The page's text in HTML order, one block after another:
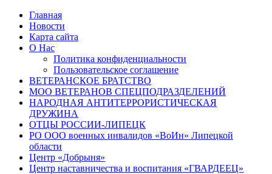
Главная
Новости
Карта сайта
О Нас
Политика конфиденциальности
Пользовательское соглашение
ВЕТЕРАНСКОЕ БРАТСТВО
МОО ВЕТЕРАНОВ СПЕЦПОДРАЗДЕЛЕНИЙ
НАРОДНАЯ АНТИТЕРРОРИСТИЧЕСКАЯ
ДРУЖИНА
ОТЦЫ РОССИИ-ЛИПЕЦК
РО ООО военных инвалидов «ВоИн» Липецкой
области
Центр «Добрыня»
Центр наставничества и воспитания «ГВАРДЕЕЦ»